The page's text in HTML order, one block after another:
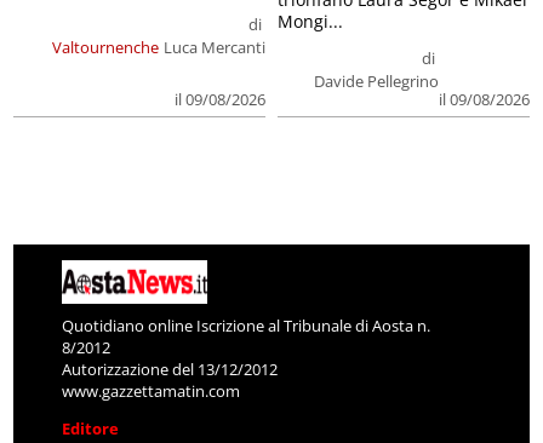
Valtournenche
di
Luca Mercanti
il 09/08/2026
di
Davide Pellegrino
il 09/08/2026
Mongi...
Quotidiano online Iscrizione al Tribunale di Aosta n.
8/2012
Autorizzazione del 13/12/2012
www.gazzettamatin.com
Editore